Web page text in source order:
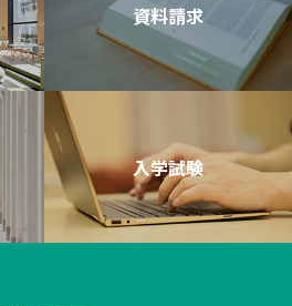
資料請求
入学試験